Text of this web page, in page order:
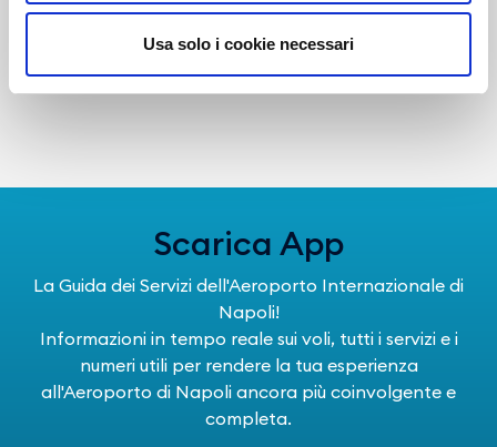
Usa solo i cookie necessari
Bar e Ristoranti
Scarica App
La Guida dei Servizi dell'Aeroporto Internazionale di
Napoli!
Informazioni in tempo reale sui voli, tutti i servizi e i
numeri utili per rendere la tua esperienza
all'Aeroporto di Napoli ancora più coinvolgente e
completa.